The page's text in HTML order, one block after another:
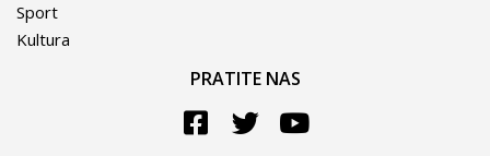
Sport
Kultura
PRATITE NAS